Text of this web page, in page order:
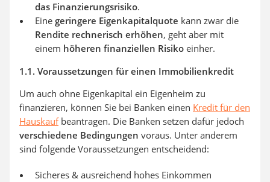
das Finanzierungsrisiko.
Eine geringere Eigenkapitalquote kann zwar die
Rendite rechnerisch erhöhen, geht aber mit
einem höheren finanziellen Risiko einher.
1.1. Voraussetzungen für einen Immobilienkredit
Um auch ohne Eigenkapital ein Eigenheim zu
finanzieren, können Sie bei Banken einen Kredit für den
Hauskaufbeantragen. Die Banken setzen dafür jedoch
verschiedene Bedingungen voraus. Unter anderem
sind folgende Voraussetzungen entscheidend:
Sicheres & ausreichend hohes Einkommen